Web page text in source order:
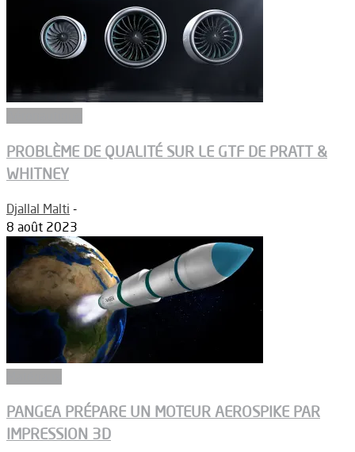
PROBLÈME DE QUALITÉ SUR LE GTF DE PRATT &
WHITNEY
Djallal Malti -
8 août 2023
PANGEA PRÉPARE UN MOTEUR AEROSPIKE PAR
IMPRESSION 3D